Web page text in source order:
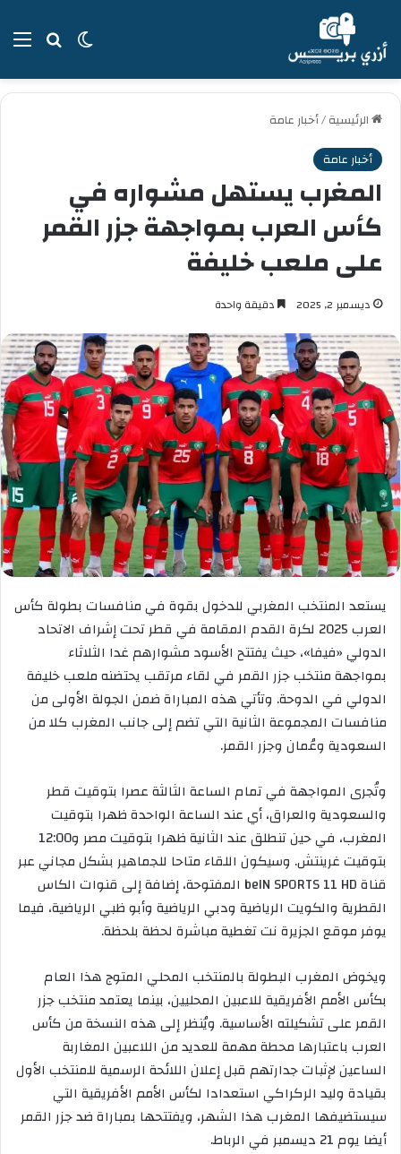
بحثالوضع
الرئيسية/أخبار عامة
أخبار عامة
المغرب يستهل مشواره في
كأس العرب بمواجهة جزر القمر
على ملعب خليفة
ديسمبر 2, 2025 دقيقة واحدة
يستعد المنتخب المغربي للدخول بقوة في منافسات بطولة كأس
العرب 2025 لكرة القدم المقامة في قطر تحت إشراف الاتحاد
الدولي «فيفا»، حيث يفتتح الأسود مشوارهم غدا الثلاثاء
بمواجهة منتخب جزر القمر في لقاء مرتقب يحتضنه ملعب خليفة
الدولي في الدوحة. وتأتي هذه المباراة ضمن الجولة الأولى من
منافسات المجموعة الثانية التي تضم إلى جانب المغرب كلا من
السعودية وعُمان وجزر القمر.
وتُجرى المواجهة في تمام الساعة الثالثة عصرا بتوقيت قطر
والسعودية والعراق، أي عند الساعة الواحدة ظهرا بتوقيت
المغرب، في حين تنطلق عند الثانية ظهرا بتوقيت مصر و12:00
بتوقيت غرينتش. وسيكون اللقاء متاحا للجماهير بشكل مجاني عبر
قناة beIN SPORTS 11 HD المفتوحة، إضافة إلى قنوات الكاس
القطرية والكويت الرياضية ودبي الرياضية وأبو ظبي الرياضية، فيما
يوفر موقع الجزيرة نت تغطية مباشرة لحظة بلحظة.
ويخوض المغرب البطولة بالمنتخب المحلي المتوج هذا العام
بكأس الأمم الأفريقية للاعبين المحليين، بينما يعتمد منتخب جزر
القمر على تشكيلته الأساسية. ويُنظر إلى هذه النسخة من كأس
العرب باعتبارها محطة مهمة للعديد من اللاعبين المغاربة
الساعين لإثبات جدارتهم قبل إعلان اللائحة الرسمية للمنتخب الأول
بقيادة وليد الركراكي استعدادا لكأس الأمم الأفريقية التي
سيستضيفها المغرب هذا الشهر، ويفتتحها بمباراة ضد جزر القمر
أيضا يوم 21 ديسمبر في الرباط.